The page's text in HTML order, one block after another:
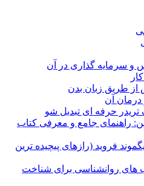
و سرمایه گذاری در آن
از طریق زبان بدن
آن
تریدر حرفه ای تبدیل شو
راهنمای جامع و معرفی کتاب
فروید (رازهای پیچیده ترین
های روانشناسی برای شناخت